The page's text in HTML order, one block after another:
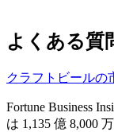
よくある質
クラフトビールの
Fortune Business
は 1,135 億 8,000